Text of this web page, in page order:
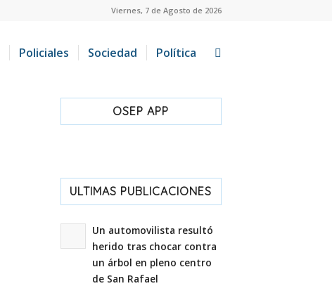
Viernes, 7 de Agosto de 2026
Policiales Sociedad Política
OSEP APP
ULTIMAS PUBLICACIONES
Un automovilista resultó
herido tras chocar contra
un árbol en pleno centro
de San Rafael